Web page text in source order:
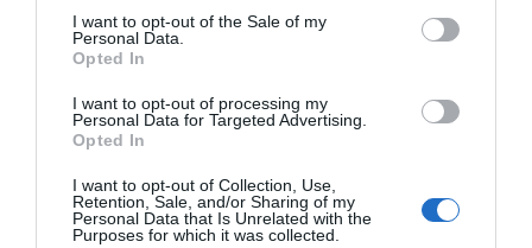
I want to opt-out of the Sale of my
Personal Data.
Opted In
I want to opt-out of processing my
Personal Data for Targeted Advertising.
Opted In
I want to opt-out of Collection, Use,
Retention, Sale, and/or Sharing of my
Personal Data that Is Unrelated with the
Purposes for which it was collected.
Ayuntamiento, Diputación y Valentria presentando el proyecto -